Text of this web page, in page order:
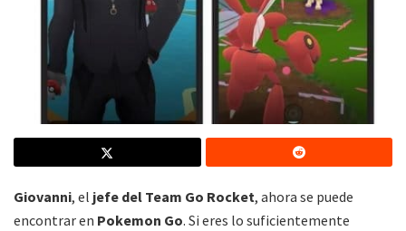
Giovanni, el jefe del Team Go Rocket, ahora se puede
encontrar en Pokemon Go. Si eres lo suficientemente